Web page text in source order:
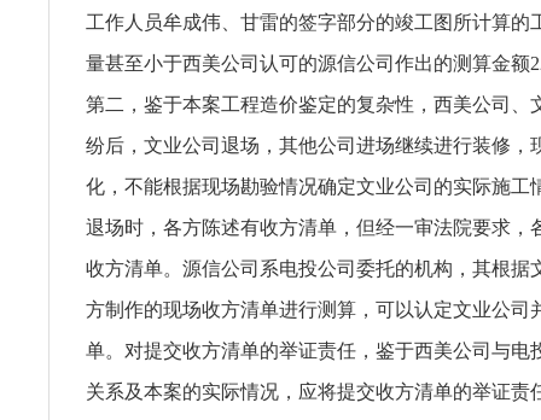
工作人员牟成伟、甘雷的签字部分的竣工图所计算的
量甚至小于西美公司认可的源信公司作出的测算金额
第二，鉴于本案工程造价鉴定的复杂性，西美公司、
纷后，文业公司退场，其他公司进场继续进行装修，
化，不能根据现场勘验情况确定文业公司的实际施工
退场时，各方陈述有收方清单，但经一审法院要求，
收方清单。源信公司系电投公司委托的机构，其根据
方制作的现场收方清单进行测算，可以认定文业公司
单。对提交收方清单的举证责任，鉴于西美公司与电
关系及本案的实际情况，应将提交收方清单的举证责